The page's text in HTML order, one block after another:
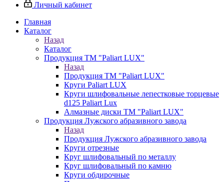
Личный кабинет
Главная
Каталог
Назад
Каталог
Продукция ТМ "Paliart LUX"
Назад
Продукция ТМ "Paliart LUX"
Круги Paliart LUX
Круги шлифовальные лепестковые торцевые
d125 Paliart Lux
Алмазные диски ТМ "Paliart LUX"
Продукция Лужского абразивного завода
Назад
Продукция Лужского абразивного завода
Круги отрезные
Круг шлифовальный по металлу
Круг шлифовальный по камню
Круги обдирочные